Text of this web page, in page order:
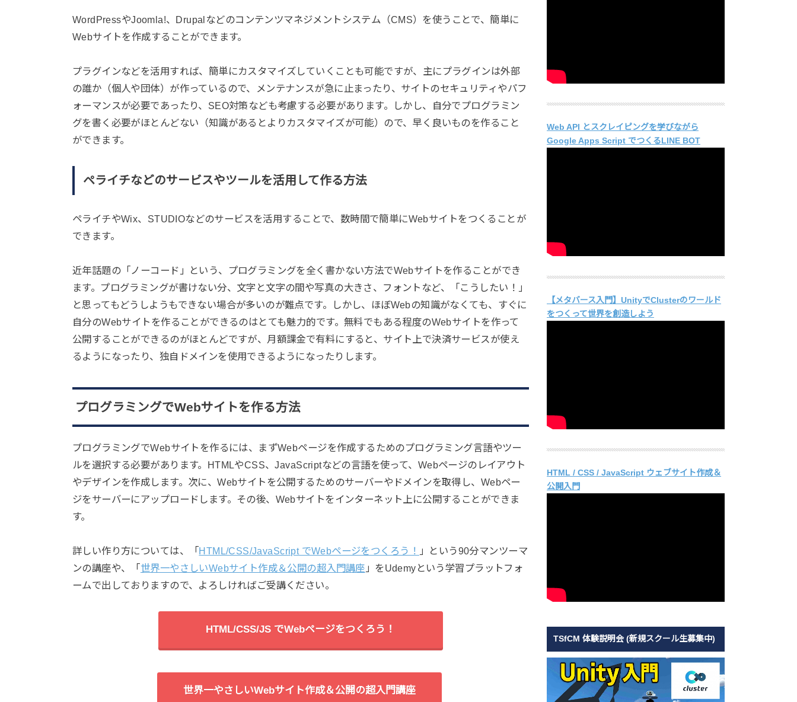
WordPressやJoomla!、Drupalなどのコンテンツマネジメントシステム（CMS）を使うことで、簡単に
Webサイトを作成することができます。
プラグインなどを活用すれば、簡単にカスタマイズしていくことも可能ですが、主にプラグインは外部
の誰か（個人や団体）が作っているので、メンテナンスが急に止まったり、サイトのセキュリティやパフ
ォーマンスが必要であったり、SEO対策なども考慮する必要があります。しかし、自分でプログラミン
グを書く必要がほとんどない（知識があるとよりカスタマイズが可能）ので、早く良いものを作ること
ができます。
ペライチなどのサービスやツールを活用して作る方法
ペライチやWix、STUDIOなどのサービスを活用することで、数時間で簡単にWebサイトをつくることが
できます。
近年話題の「ノーコード」という、プログラミングを全く書かない方法でWebサイトを作ることができ
ます。プログラミングが書けない分、文字と文字の間や写真の大きさ、フォントなど、「こうしたい！」
と思ってもどうしようもできない場合が多いのが難点です。しかし、ほぼWebの知識がなくても、すぐに
自分のWebサイトを作ることができるのはとても魅力的です。無料でもある程度のWebサイトを作って
公開することができるのがほとんどですが、月額課金で有料にすると、サイト上で決済サービスが使え
るようになったり、独自ドメインを使用できるようになったりします。
プログラミングでWebサイトを作る方法
プログラミングでWebサイトを作るには、まずWebページを作成するためのプログラミング言語やツー
ルを選択する必要があります。HTMLやCSS、JavaScriptなどの言語を使って、Webページのレイアウト
やデザインを作成します。次に、Webサイトを公開するためのサーバーやドメインを取得し、Webペー
ジをサーバーにアップロードします。その後、Webサイトをインターネット上に公開することができま
す。
詳しい作り方については、「HTML/CSS/JavaScript でWebページをつくろう！ 」という90分マンツーマ
ンの講座や、「世界一やさしいWebサイト作成＆公開の超入門講座 」をUdemyという学習プラットフォ
ームで出しておりますので、よろしければご受講ください。
HTML/CSS/JS でWebページをつくろう！
世界一やさしいWebサイト作成＆公開の超入門講座
Web API とスクレイピングを学びながら
Google Apps Script でつくるLINE BOT
【メタバース入門】UnityでClusterのワールド
をつくって世界を創造しよう
HTML / CSS / JavaScript ウェブサイト作成＆
公開入門
TSfCM 体験説明会 (新規スクール生募集中)